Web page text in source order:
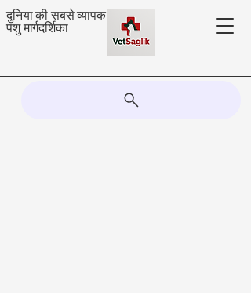
दुनिया की सबसे व्यापक
पशु मार्गदर्शिका